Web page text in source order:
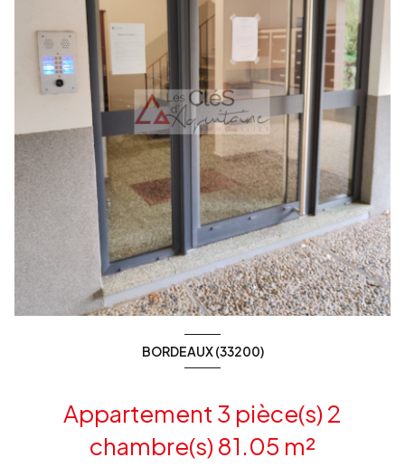
BORDEAUX (33200)
Appartement 3 pièce(s) 2
chambre(s) 81.05 m²